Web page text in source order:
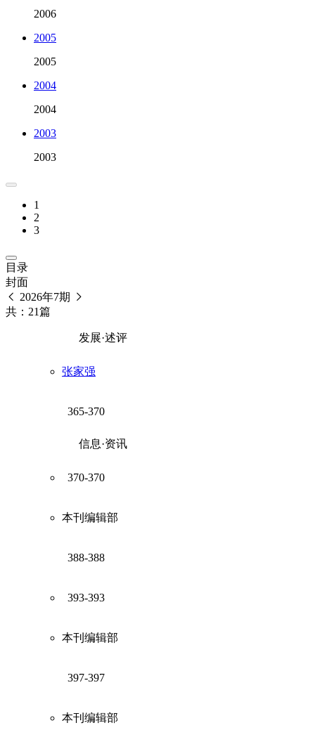
2006
2005
2005
2004
2004
2003
2003
1
2
3
目录
封面
2026年7期
共：21篇
发展·述评
张家强
365-370
信息·资讯
370-370
本刊编辑部
388-388
393-393
本刊编辑部
397-397
本刊编辑部